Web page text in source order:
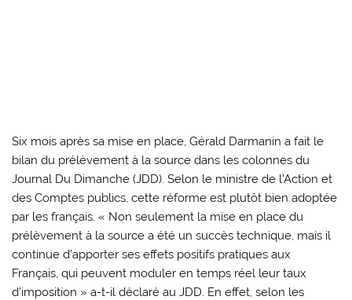
Six mois après sa mise en place, Gérald Darmanin a fait le
bilan du prélèvement à la source dans les colonnes du
Journal Du Dimanche (JDD). Selon le ministre de l’Action et
des Comptes publics, cette réforme est plutôt bien adoptée
par les français. « Non seulement la mise en place du
prélèvement à la source a été un succès technique, mais il
continue d’apporter ses effets positifs pratiques aux
Français, qui peuvent moduler en temps réel leur taux
d’imposition » a-t-il déclaré au JDD. En effet, selon les